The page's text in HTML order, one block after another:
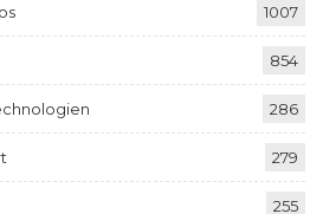
1007
854
286
279
255